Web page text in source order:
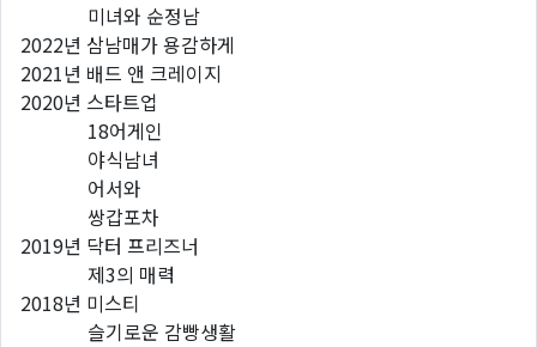
미녀와 순정남
2022년 삼남매가 용감하게
2021년 배드 앤 크레이지
2020년 스타트업
18어게인
야식남녀
어서와
쌍갑포차
2019년 닥터 프리즈너
제3의 매력
2018년 미스티
슬기로운 감빵생활